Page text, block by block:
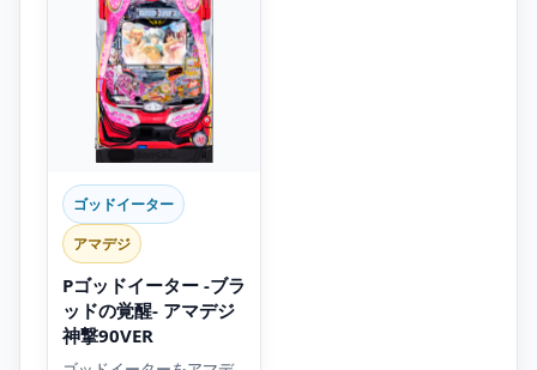
ゴッドイーター
アマデジ
Pゴッドイーター -ブラ
ッドの覚醒- アマデジ
神撃90VER